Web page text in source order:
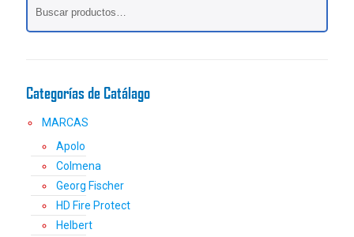
página
producto
Categorías de Catálago
MARCAS
Apolo
Colmena
Georg Fischer
HD Fire Protect
Helbert